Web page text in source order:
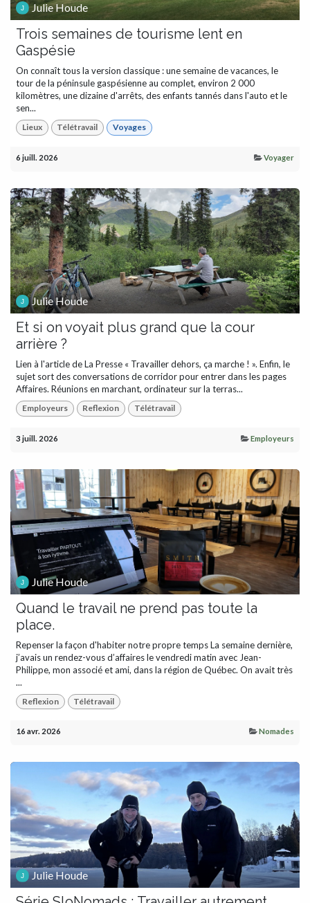
Julie Houde
Trois semaines de tourisme lent en
Gaspésie
On connaît tous la version classique : une semaine de vacances, le
tour de la péninsule gaspésienne au complet, environ 2 000
kilomètres, une dizaine d'arrêts, des enfants tannés dans l'auto et le
sen...
Lieux Télétravail Voyages
6 juill. 2026 Voyager
Julie Houde
Et si on voyait plus grand que la cour
arrière ?
Lien à l'article de La Presse « Travailler dehors, ça marche ! ». Enfin, le
sujet sort des conversations de corridor pour entrer dans les pages
Affaires. Réunions en marchant, ordinateur sur la terras...
Employeurs Reflexion Télétravail
3 juill. 2026 Employeurs
Julie Houde
Quand le travail ne prend pas toute la
place.
Repenser la façon d'habiter notre propre temps La semaine dernière,
j’avais un rendez-vous d’affaires le vendredi matin avec Jean-
Philippe, mon associé et ami, dans la région de Québec. On avait très
...
Reflexion Télétravail
16 avr. 2026 Nomades
Julie Houde